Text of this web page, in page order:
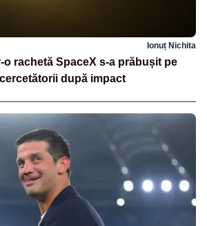
Ionuț Nichita
rachetă SpaceX s-a prăbușit pe
după impact